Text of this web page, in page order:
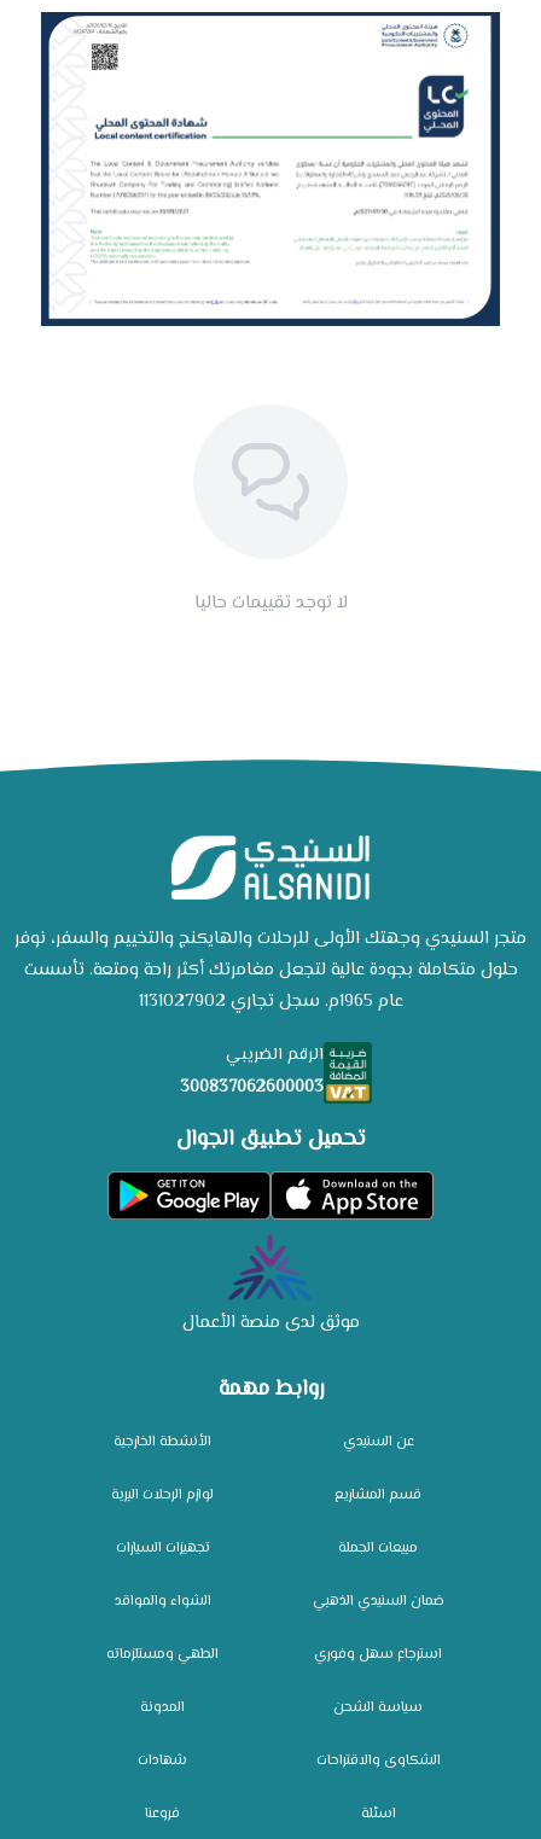
لا توجد تقييمات حاليا
روابط مهمة
عن السنيدي
قسم المشاريع
مبيعات الجملة
ضمان السنيدي الذهبي
استرجاع سهل وفوري
سياسة الشحن
الشكاوى والاقتراحات
اسئلة
الأنشطة الخارجية
لوازم الرحلات البرية
تجهيزات السيارات
الشواء والمواقد
الطهي ومستلزماته
المدونة
شهادات
فروعنا
متجر السنيدي وجهتك الأولى للرحلات والهايكنج والتخييم والسفر، نوفر
حلول متكاملة بجودة عالية لتجعل مغامرتك أكثر راحة ومتعة. تأسست
عام 1965م. سجل تجاري 1131027902
الرقم الضريبي
300837062600003
تحميل تطبيق الجوال
موثق لدى منصة الأعمال